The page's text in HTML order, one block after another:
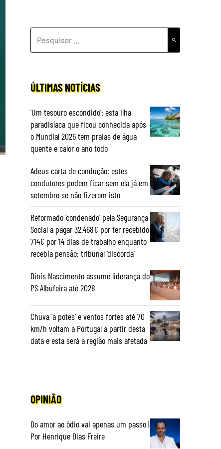
POR:
ÚLTIMAS NOTÍCIAS
‘Um tesouro escondido’: esta ilha
paradisíaca que ficou conhecida após
o Mundial 2026 tem praias de água
quente e calor o ano todo
Adeus carta de condução: estes
condutores podem ficar sem ela já em
setembro se não fizerem isto
Reformado ‘condenado’ pela Segurança
Social a pagar 32.468€ por ter recebido
714€ por 14 dias de trabalho enquanto
recebia pensão: tribunal ‘discorda’
Dinis Nascimento assume liderança do
PS Albufeira até 2028
Chuva ‘a potes’ e ventos fortes até 70
km/h voltam a Portugal a partir desta
data e esta será a região mais afetada
OPINIÃO
Do amor ao ódio vai apenas um passo |
Por Henrique Dias Freire